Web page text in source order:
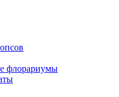
флорариумы